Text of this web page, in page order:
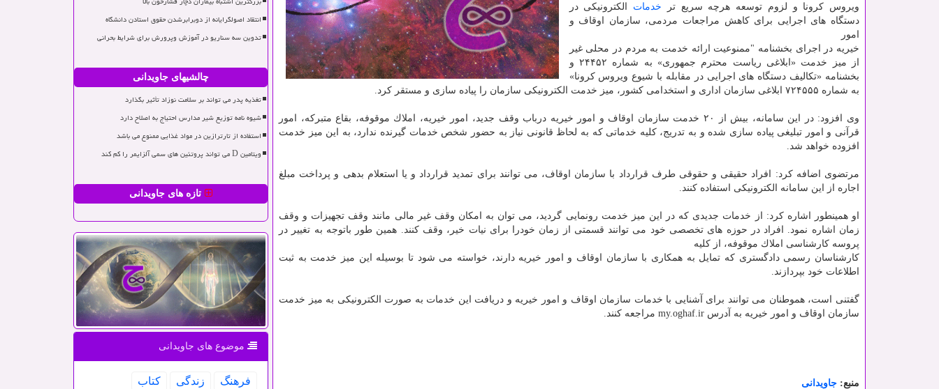
ویروس كرونا و لزوم توسعه هرچه سریع تر خدمات الكترونیكی در
دستگاه های اجرایی برای كاهش مراجعات مردمی، سازمان اوقاف و
امور
خیریه در اجرای بخشنامه "ممنوعیت ارائه خدمت به مردم در محلی غیر
از میز خدمت «ابلاغی ریاست محترم جمهوری» به شماره ۲۴۴۵۲ و
بخشنامه «تكالیف دستگاه های اجرایی در مقابله با شیوع ویروس كرونا»
به شماره ۷۲۴۵۵۵ ابلاغی سازمان اداری و استخدامی كشور، میز خدمت الكترونیكی سازمان را پیاده سازی و مستقر كرد.
وی افزود: در این سامانه، بیش از ۲۰ خدمت سازمان اوقاف و امور خیریه درباب وقف جدید، امور خیریه، املاك موقوفه، بقاع متبركه، امور
قرآنی و امور تبلیغی پیاده سازی شده و به تدریج، كلیه خدماتی كه به لحاظ قانونی نیاز به حضور شخص خدمات گیرنده ندارد، به این میز خدمت
افزوده خواهد شد.
مرتضوی اضافه كرد: افراد حقیقی و حقوقی طرف قرارداد با سازمان اوقاف، می توانند برای تمدید قرارداد و یا استعلام بدهی و پرداخت مبلغ
اجاره از این سامانه الكترونیكی استفاده كنند.
او همینطور اشاره كرد: از خدمات جدیدی كه در این میز خدمت رونمایی گردید، می توان به امكان وقف غیر مالی مانند وقف تجهیزات و وقف
زمان اشاره نمود. افراد در حوزه های تخصصی خود می توانند قسمتی از زمان خودرا برای نیات خیر، وقف كنند. همین طور باتوجه به تغییر در
پروسه كارشناسی املاك موقوفه، از كلیه
كارشناسان رسمی دادگستری كه تمایل به همكاری با سازمان اوقاف و امور خیریه دارند، خواسته می شود تا بوسیله این میز خدمت به ثبت
اطلاعات خود بپردازند.
گفتنی است، هموطنان می توانند برای آشنایی با خدمات سازمان اوقاف و امور خیریه و دریافت این خدمات به صورت الكترونیكی به میز خدمت
سازمان اوقاف و امور خیریه به آدرس my.oghaf.ir مراجعه كنند.
منبع: جاویدانی
انتقاد اصولگرایانه از دوبرابرشدن حقوق استادن دانشگاه
تدوین سه سناریو در آموزش وپرورش برای شرایط بحرانی
چالشیهای جاویدانی
تغذیه پدر می تواند بر سلامت نوزاد تأثیر بگذارد
شیوه نامه توزیع شیر مدارس احتیاج به اصلاح دارد
استفاده از تارترازین در مواد غذایی ممنوع می باشد
ویتامین D می تواند پروتئین های سمی آلزایمر را کم کند
تازه های جاویدانی
موضوع های جاویدانی
فرهنگ زندگی
كتاب